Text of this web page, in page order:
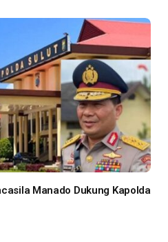
Manado Dukung Kapolda